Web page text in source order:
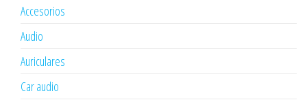
Accesorios
Audio
Auriculares
Car audio